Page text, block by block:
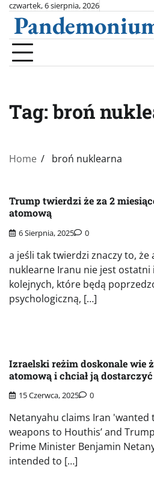
Skip
content
czwartek, 6 sierpnia, 2026
Tag:broń
Home broń nuklearna
Trump twierdzi że za 2
atomową
6 Sierpnia, 2025 0
a jeśli tak twierdzi znaczy to, że
nuklearne Iranu nie jest ostatni
kolejnych, które będą
psychologiczną, […]
Izraelski reżim doskonale wie
atomową i chciał ją
15 Czerwca, 2025 0
Netanyahu claims Iran 'wanted
weapons to Houthis’ and
Prime Minister Benjamin
intended to […]